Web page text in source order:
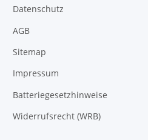
Datenschutz
AGB
Sitemap
Impressum
Batteriegesetzhinweise
Widerrufsrecht (WRB)